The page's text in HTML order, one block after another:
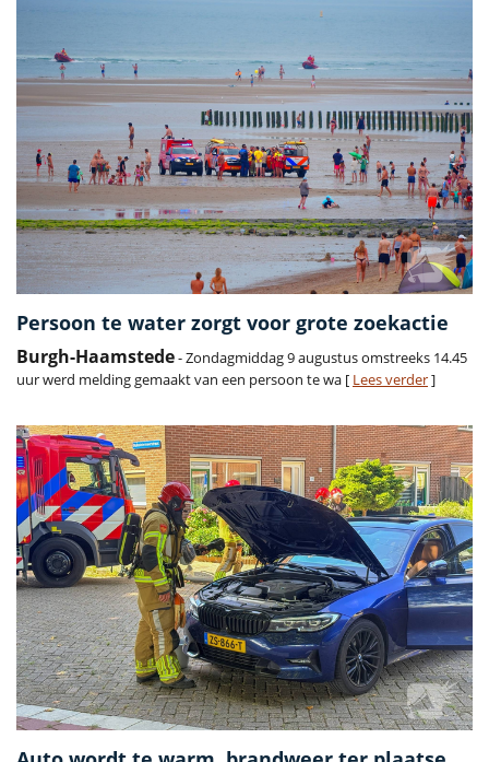
Persoon te water zorgt voor grote zoekactie
Burgh-Haamstede- Zondagmiddag 9 augustus omstreeks 14.45
uur werd melding gemaakt van een persoon te wa [ Lees verder]